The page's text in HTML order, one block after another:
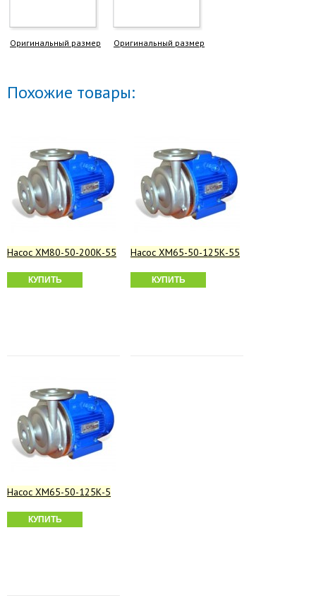
Оригинальный размер Оригинальный размер
Похожие товары:
Насос ХМ80-50-200К-55
КУПИТЬ
Насос ХМ65-50-125К-55
КУПИТЬ
Насос ХМ65-50-125К-5
КУПИТЬ